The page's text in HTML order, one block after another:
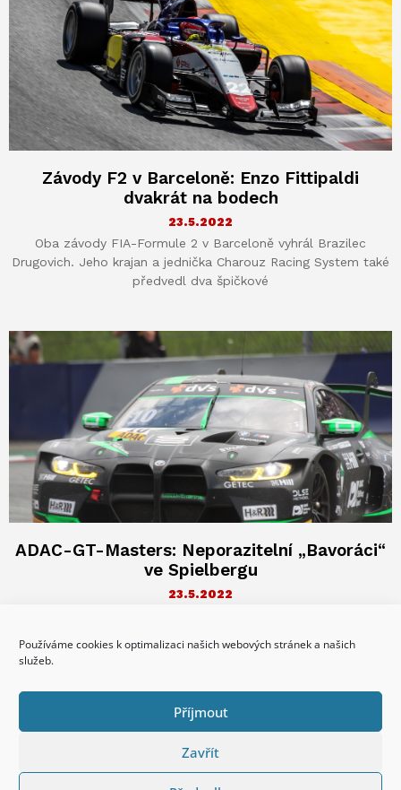
Používáme cookies k optimalizaci našich webových stránek a našich
služeb.
Příjmout
Zavřít
Závody F2 v Barceloně: Enzo Fittipaldi
dvakrát na bodech
23.5.2022
Oba závody FIA-Formule 2 v Barceloně vyhrál Brazilec
Drugovich. Jeho krajan a jednička Charouz Racing System také
předvedl dva špičkové
ADAC-GT-Masters: Neporazitelní „Bavoráci“
ve Spielbergu
23.5.2022
nacházející se